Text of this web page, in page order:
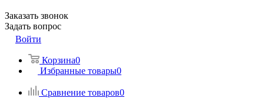
Заказать звонок
Задать вопрос
Войти
Корзина0
Избранные товары0
Сравнение товаров0